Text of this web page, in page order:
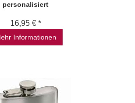
personalisiert
16,95 € *
Informationen